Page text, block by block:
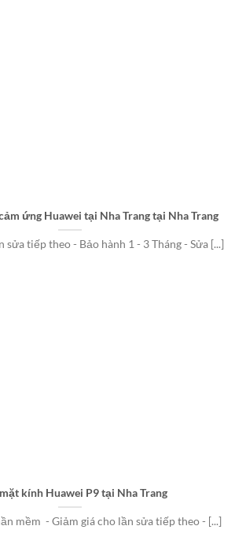
ứng Huawei tại Nha Trang tại Nha Trang
sửa tiếp theo - Bảo hành 1 - 3 Tháng - Sửa [...]
kính Huawei P9 tại Nha Trang
mềm - Giảm giá cho lần sửa tiếp theo - [...]